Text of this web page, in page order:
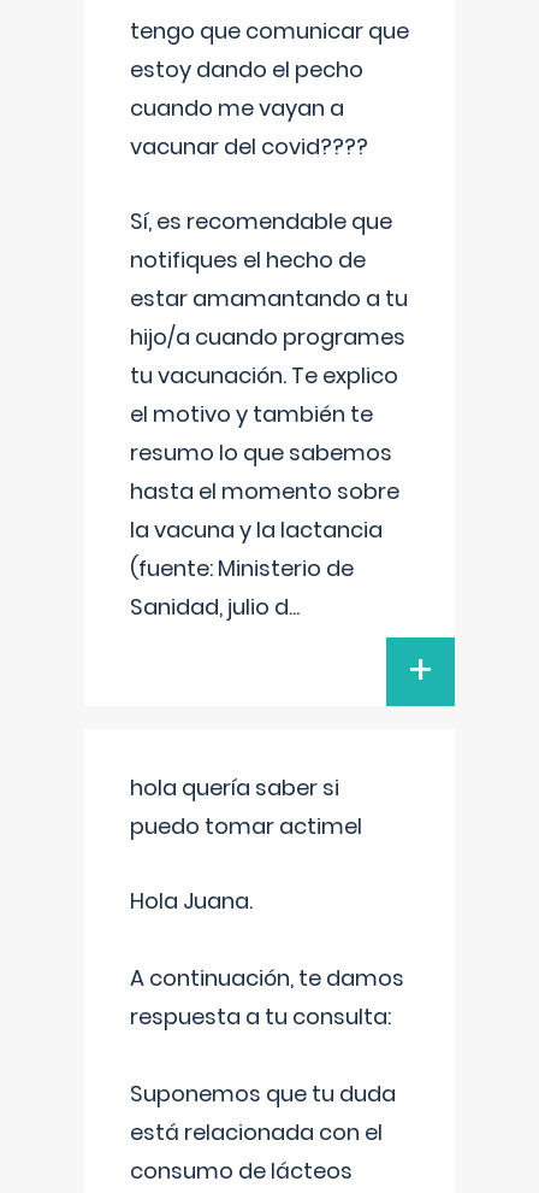
tengo que comunicar que
estoy dando el pecho
cuando me vayan a
vacunar del covid????
Sí, es recomendable que
notifiques el hecho de
estar amamantando a tu
hijo/a cuando programes
tu vacunación. Te explico
el motivo y también te
resumo lo que sabemos
hasta el momento sobre
la vacuna y la lactancia
(fuente: Ministerio de
Sanidad, julio d...
+
hola quería saber si
puedo tomar actimel
Hola Juana.
A continuación, te damos
respuesta a tu consulta:
Suponemos que tu duda
está relacionada con el
consumo de lácteos